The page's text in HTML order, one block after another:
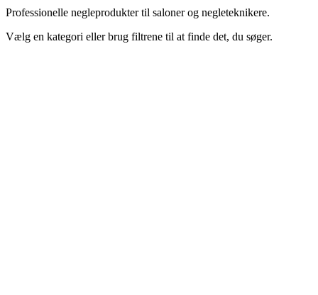
Professionelle negleprodukter til saloner og negleteknikere.
Vælg en kategori eller brug filtrene til at finde det, du søger.